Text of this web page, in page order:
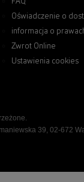
Oświadczenie o
informacja o
Zwrot Online
Ustawienia cookies
39, 02-672